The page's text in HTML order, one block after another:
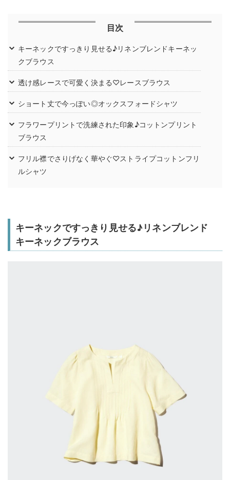
目次
キーネックですっきり見せる♪リネンブレンドキーネッ
クブラウス
透け感レースで可愛く決まる♡レースブラウス
ショート丈で今っぽい◎オックスフォードシャツ
フラワープリントで洗練された印象♪コットンプリント
ブラウス
フリル襟でさりげなく華やぐ♡ストライプコットンフリ
ルシャツ
キーネックですっきり見せる♪リネンブレンド
キーネックブラウス